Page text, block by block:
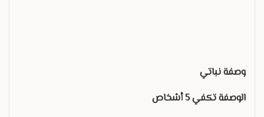
وصفة نباتي
الوصفة تكفي 5 أشخاص